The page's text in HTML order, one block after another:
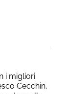
i migliori
Cecchin,